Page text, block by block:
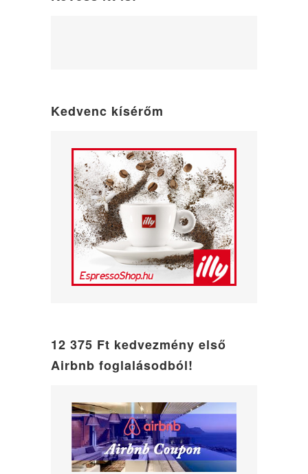
Kedvenc kísérőm
12 375 Ft kedvezmény első
Airbnb foglalásodból!